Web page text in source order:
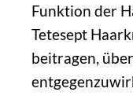
Funktion der
Tetesept
beitragen,